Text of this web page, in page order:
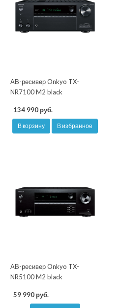
АВ-ресивер Onkyo TX-
NR7100 M2 black
134 990 руб.
В корзину В избранное
АВ-ресивер Onkyo TX-
NR5100 M2 black
59 990 руб.